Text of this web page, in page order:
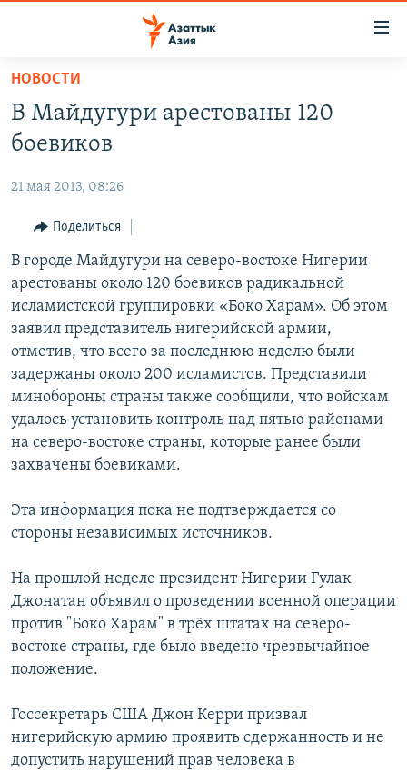
Вернуться
основному
содержанию
навигации
Вернутся
поиску
УЗБЕКИСТАН
ТАДЖИКИСТАН
НОВОСТИ
НА ДРУГИХ ЯЗЫКАХ
ҚАЗАҚША
КЫРГЫЗЧА
ТОҶИКӢ
TÜRKMENÇE
Все сайты РСЕ/РС
НОВОСТИ
В Майдугури арестованы 120
боевиков
21 мая 2013, 08:26
Поделиться
В городе Майдугури на северо-востоке Нигерии
арестованы около 120 боевиков радикальной
исламистской группировки «Боко Харам». Об этом
заявил представитель нигерийской армии,
отметив, что всего за последнюю неделю были
задержаны около 200 исламистов. Представили
минобороны страны также сообщили, что войскам
удалось установить контроль над пятью районами
на северо-востоке страны, которые ранее были
захвачены боевиками.
Эта информация пока не подтверждается со
стороны независимых источников.
На прошлой неделе президент Нигерии Гулак
Джонатан объявил о проведении военной операции
против "Боко Харам" в трёх штатах на северо-
востоке страны, где было введено чрезвычайное
положение.
Госсекретарь США Джон Керри призвал
нигерийскую армию проявить сдержанность и не
допустить нарушений прав человека в